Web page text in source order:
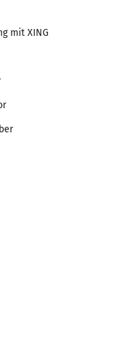
mit XING